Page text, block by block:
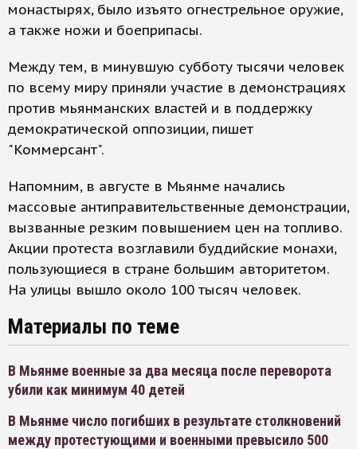
монастырях, было изъято огнестрельное оружие,
а также ножи и боеприпасы.
Между тем, в минувшую субботу тысячи человек
по всему миру приняли участие в демонстрациях
против мьянманских властей и в поддержку
демократической оппозиции, пишет
"Коммерсант".
Напомним, в августе в Мьянме начались
массовые антиправительственные демонстрации,
вызванные резким повышением цен на топливо.
Акции протеста возглавили буддийские монахи,
пользующиеся в стране большим авторитетом.
На улицы вышло около 100 тысяч человек.
Материалы по теме
В Мьянме военные за два месяца после переворота
убили как минимум 40 детей
В Мьянме число погибших в результате столкновений
между протестующими и военными превысило 500